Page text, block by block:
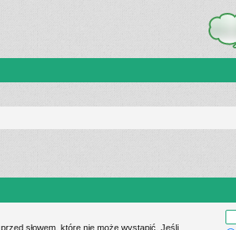
przed słowem, które nie może wystąpić. Jeśli